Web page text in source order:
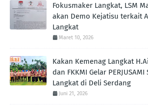
Fokusmaker Langkat, LSM
akan Demo Kejatisu terkait
Langkat
Maret 10, 2026
Kakan Kemenag Langkat
dan FKKMI Gelar
Langkat di Deli Serdang
Juni 21, 2026